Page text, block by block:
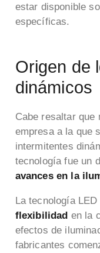
estar disponible
específicas.
Origen de
dinámicos
Cabe resaltar que
empresa a la que
intermitentes
tecnología fue un
avances en la
La tecnología
flexibilidad en la
efectos de
fabricantes